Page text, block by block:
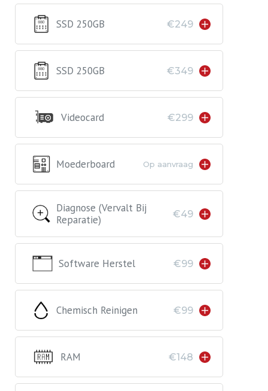
SSD 250GB €249
SSD 250GB €349
Videocard €299
Moederboard Op aanvraag
Diagnose (vervalt Bij
Reparatie)
€49
Software Herstel €99
Chemisch Reinigen €99
RAM €148